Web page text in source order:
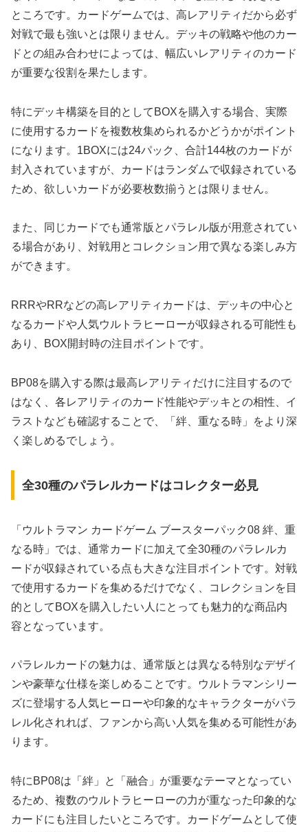
ところです。カードゲームでは、高レアリティだから必ず
対戦で最も強いとは限りません。デッキの戦略や他のカー
ドとの組み合わせによっては、幅広いレアリティのカード
が重要な役割を果たします。
特にデッキ構築を目的としてBOXを購入する場合、実際
に使用するカードを複数枚集められるかどうかがポイント
になります。1BOXには24パック、合計144枚のカードが
封入されていますが、カードはランダムで収録されている
ため、欲しいカードが必要枚数揃うとは限りません。
また、同じカードでも通常版とパラレル版が用意されてい
る場合があり、対戦用とコレクション用で異なる楽しみ方
ができます。
RRRやRRなどの高レアリティカードは、デッキの中心と
なるカードや人気ウルトラヒーローが収録される可能性も
あり、BOX開封時の注目ポイントです。
BP08を購入する際は最高レアリティだけに注目するので
はなく、各レアリティのカード性能やデッキとの相性、イ
ラストなども確認することで、「絆、重なる時」をより深
く楽しめるでしょう。
全30種のパラレルカードはコレクター必見
「ウルトラマン カードゲーム ブースターパック08 絆、重
なる時」では、通常カードに加えて全30種のパラレルカ
ードが収録されている点も大きな注目ポイントです。対戦
で使用するカードを集めるだけでなく、コレクションを目
的としてBOXを購入したい人にとっても魅力的な商品内
容となっています。
パラレルカードの魅力は、通常版とは異なる特別なデザイ
ンや豪華な仕様を楽しめることです。ウルトラマンシリー
ズに登場する人気ヒーローや印象的なキャラクターがパラ
レル化されれば、ファンから高い人気を集める可能性があ
ります。
特にBP08は「絆」と「融合」が重要なテーマとなってい
るため、複数のウルトラヒーローの力が重なった印象的な
カードにも注目したいところです。カードゲームとして使